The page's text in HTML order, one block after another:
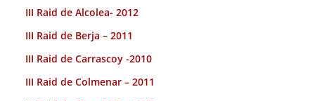
III Raid de Alcolea- 2012
III Raid de Berja – 2011
III Raid de Carrascoy -2010
III Raid de Colmenar – 2011